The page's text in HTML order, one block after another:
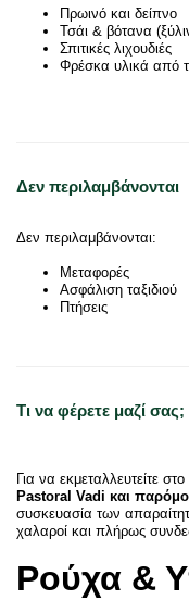
Πρωινό και δείπνο
Τσάι & βότανα
Σπιτικές λιχουδιές
Φρέσκα υλικά από
Δεν περιλαμβάνονται
Δεν περιλαμβάνονται:
Μεταφορές
Ασφάλιση ταξιδιού
Πτήσεις
Τι να φέρετε μαζί σας;
Για να εκμεταλλευτείτε
Pastoral Vadi και
συσκευασία των
χαλαροί και πλήρως
Ρούχα &